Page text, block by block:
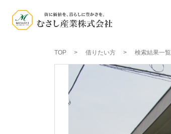
TOP 借りたい方 検索結果一覧